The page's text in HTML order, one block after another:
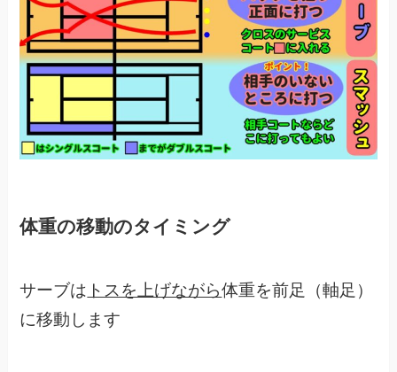
体重の移動のタイミング
サーブは トスを上げながら体重を前足（軸足）
に移動します